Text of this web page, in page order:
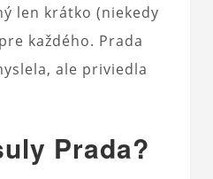
len krátko (niekedy
každého. Prada
ale priviedla
Prada?